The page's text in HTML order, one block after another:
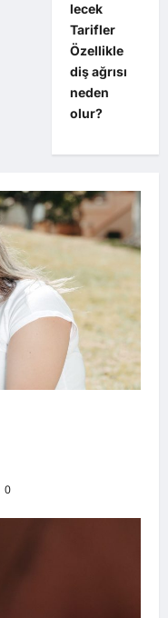
lecek
Tarifler
Özellikle
diş ağrısı
neden
olur?
0